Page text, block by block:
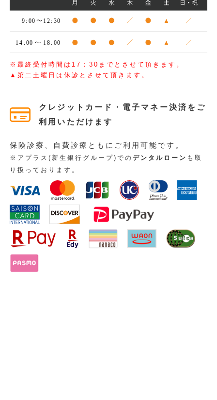
※最終受付時間は17：30までとさせて頂きます。
▲第二土曜日は休診とさせて頂きます。
クレジットカード・電子マネー決済をご
利用いただけます
保険診療、自費診療ともにご利用可能です。
※アプラス(新生銀行グループ)での デンタルローン も取
り扱っております。